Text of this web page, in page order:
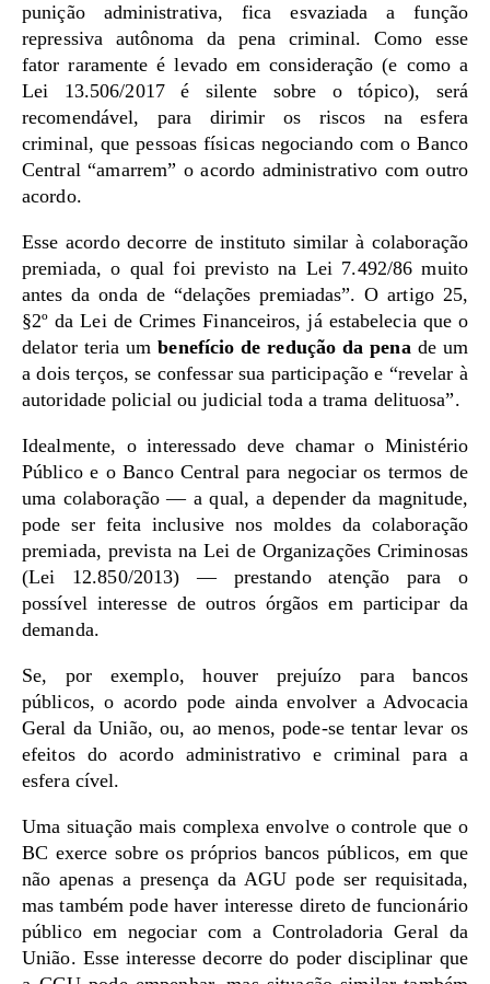
punição administrativa, fica esvaziada a função
repressiva autônoma da pena criminal. Como esse
fator raramente é levado em consideração (e como a
Lei 13.506/2017 é silente sobre o tópico), será
recomendável, para dirimir os riscos na esfera
criminal, que pessoas físicas negociando com o Banco
Central “amarrem” o acordo administrativo com outro
acordo.
Esse acordo decorre de instituto similar à colaboração
premiada, o qual foi previsto na Lei 7.492/86 muito
antes da onda de “delações premiadas”. O artigo 25,
§2º da Lei de Crimes Financeiros, já estabelecia que o
delator teria umbenefício de redução da penade um
a dois terços, se confessar sua participação e “revelar à
autoridade policial ou judicial toda a trama delituosa”.
Idealmente, o interessado deve chamar o Ministério
Público e o Banco Central para negociar os termos de
uma colaboração — a qual, a depender da magnitude,
pode ser feita inclusive nos moldes da colaboração
premiada, prevista na Lei de Organizações Criminosas
(Lei 12.850/2013) — prestando atenção para o
possível interesse de outros órgãos em participar da
demanda.
Se, por exemplo, houver prejuízo para bancos
públicos, o acordo pode ainda envolver a Advocacia
Geral da União, ou, ao menos, pode-se tentar levar os
efeitos do acordo administrativo e criminal para a
esfera cível.
Uma situação mais complexa envolve o controle que o
BC exerce sobre os próprios bancos públicos, em que
não apenas a presença da AGU pode ser requisitada,
mas também pode haver interesse direto de funcionário
público em negociar com a Controladoria Geral da
União. Esse interesse decorre do poder disciplinar que